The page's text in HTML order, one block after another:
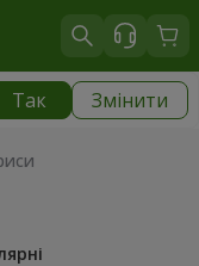
Так Змінити